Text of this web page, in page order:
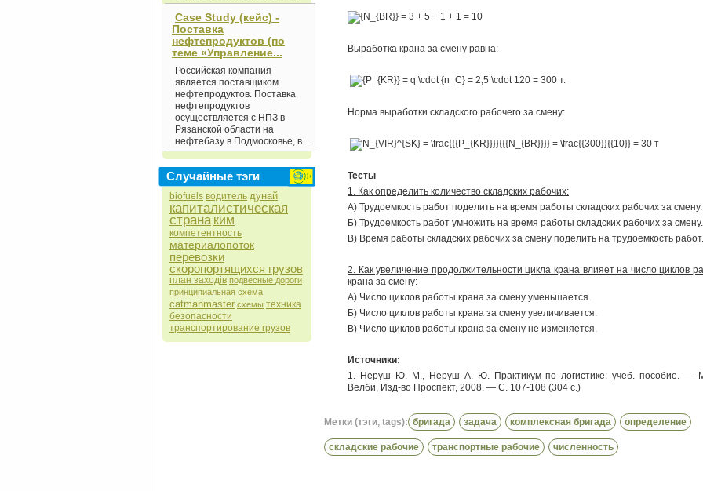
Case Study (кейс) -
Поставка
нефтепродуктов (по
теме «Управление...
Российская компания
является поставщиком
нефтепродуктов. Поставка
нефтепродуктов
осуществляется с НПЗ в
Рязанской области на
нефтебазу в Подмосковье, в...
Случайные тэги
biofuels водитель дунай
капиталистическая
страна ким
компетентность
материалопоток
перевозки
скоропортящихся грузов
план заходів подвесные дороги
принципиальная схема
сatmanmaster схемы техника
безопасности
транспортирование грузов
Выработка крана за смену равна:
т.
Норма выработки складского рабочего за смену:
т
Тесты
1. Как определить количество складских рабочих:
А) Трудоемкость работ поделить на время работы складских рабочих за смену.
Б) Трудоемкость работ умножить на время работы складских рабочих за смену.
В) Время работы складских рабочих за смену поделить на трудоемкость работ.
2. Как увеличение продолжительности цикла крана влияет на число циклов
крана за смену:
А) Число циклов работы крана за смену уменьшается.
Б) Число циклов работы крана за смену увеличивается.
В) Число циклов работы крана за смену не изменяется.
Источники:
1. Неруш Ю. М., Неруш А. Ю. Практикум по логистике: учеб. пособие. —
Велби, Изд-во Проспект, 2008. — С. 107-108 (304 с.)
Метки (тэги, tags): бригада задача комплексная бригада определение
складские рабочие транспортные рабочие численность